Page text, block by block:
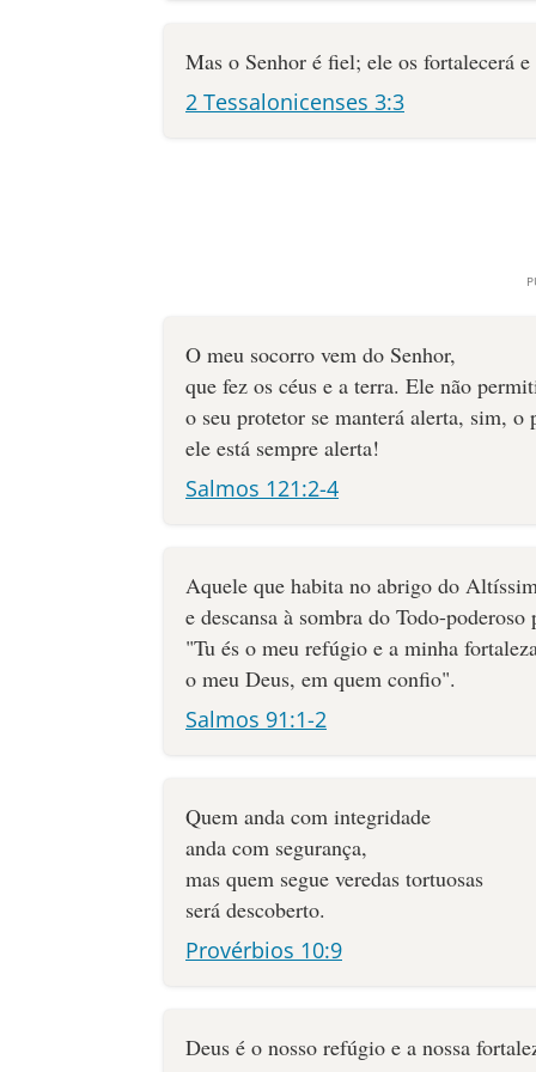
Mas o Senhor é fiel; ele os fortalecerá
2 Tessalonicenses 3:3
O meu socorro vem do Senhor,
que fez os céus e a terra. Ele não
o seu protetor se manterá alerta, sim,
ele está sempre alerta!
Salmos 121:2-4
Aquele que habita no abrigo do
e descansa à sombra do Todo-
"Tu és o meu refúgio e a minha
o meu Deus, em quem confio".
Salmos 91:1-2
Quem anda com integridade
anda com segurança,
mas quem segue veredas tortuosas
será descoberto.
Provérbios 10:9
Deus é o nosso refúgio e a nossa